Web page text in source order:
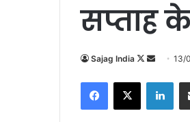
सप्ताह
Sajag India
F
l
n
d
13/